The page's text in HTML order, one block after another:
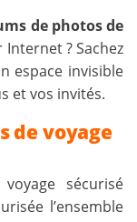
de photos de
? Sachez
espace invisible
et vos invités.
de voyage
sécurisé
l’ensemble